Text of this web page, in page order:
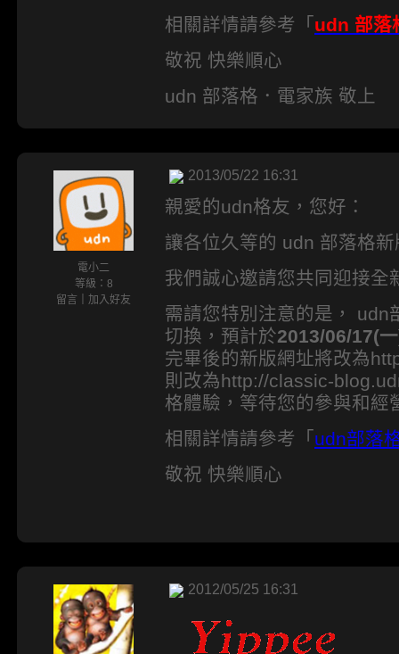
相關詳情請參考「 udn 部落
敬祝 快樂順心
udn 部落格．電家族 敬上
電小二
等級：8
留言
加入好友
2013/05/22 16:31
親愛的udn格友，您好：
讓各位久等的 udn 部落格
我們誠心邀請您共同迎接全
需請您特別注意的是， udn
切換，預計於2013/06/17(
完畢後的新版網址將改為
則改為http://classic-
格體驗，等待您的參與和經
相關詳情請參考「 udn部落
敬祝 快樂順心
2012/05/25 16:31